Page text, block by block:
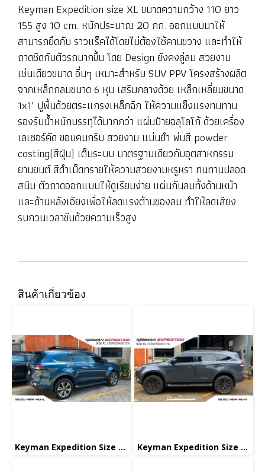
Keyman Expedition size XL ขนาดความกว้าง 110 ยาว
155 สูง 10 cm. หนักประมาณ 20 กก. ออกแบบมาให้
สามารถยึดกับ ราวแร็คได้โดยไม่ต้องใช้คานขวาง และทำให้
ถาดชิดกับตัวรถมากขึ้น โดย Design ยังคงลู่ลม สวยงาม
เช่นเดียวขนาด อื่นๆ เหมาะสำหรับ SUV PPV โครงสร้างผลิต
จากเหล็กกลมขนาด 6 หุน เสริมกลางด้วย เหล็กเหลี่ยมขนาด
1x1" ปูพื้นด้วยตระแกรงเหล็กฉีก ให้ความแข็งแรงทนทาน
รองรับน้ำหนักบรรทุได้มากกว่า แผ่นป้ายฉลุโลโก้ ด้วยเครื่อง
เลเซอร์คัด ขอบคมกริบ สวยงาม แม่นยำ พ่นสี powder
costing(สีฝุ่น) เต็มระบบ มาตรฐานเดียวกับอุตสาหกรรม
ยานยนต์ สีดำเม็ดทรายให้ความสวยงามหรูหรา ทนทานปลอด
สนิม ตัวถาดออกแบบให้ดูเรียบง่าย แผ่นกันลมทั้งด้านหน้า
และด้านหลังเอียงเพื่อให้ลดแรงต้านของลม ทำให้ลดเสียง
รบกวนเวลาขับด้วยความเร็วสูง
สินค้าเกี่ยวข้อง
Keyman Expedition Size XL Keyman Expedition Size XL